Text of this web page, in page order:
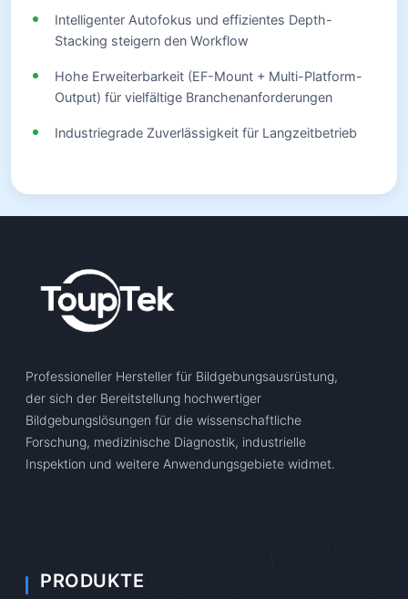
Intelligenter Autofokus und effizientes Depth-
Stacking steigern den Workflow
Hohe Erweiterbarkeit (EF-Mount + Multi-Platform-
Output) für vielfältige Branchenanforderungen
Industriegrade Zuverlässigkeit für Langzeitbetrieb
Professioneller Hersteller für Bildgebungsausrüstung,
der sich der Bereitstellung hochwertiger
Bildgebungslösungen für die wissenschaftliche
Forschung, medizinische Diagnostik, industrielle
Inspektion und weitere Anwendungsgebiete widmet.
PRODUKTE